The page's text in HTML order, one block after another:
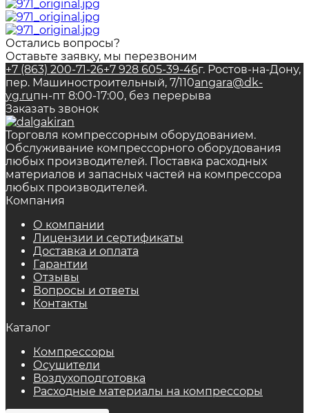
Остались вопросы?
Оставьте заявку, мы перезвоним
+7 (863) 200-71-26+7 928 605-39-46г. Ростов-на-Дону,
пер. Машиностроительный, 7/110angara@dk-
yg.ruпн-пт 8:00-17:00, без перерыва
Заказать звонок
Торговля компрессорным оборудованием.
Обслуживание компрессорного оборудования
любых производителей. Поставка расходных
материалов и запасных частей на компрессора
любых производителей.
Компания
О компании
Лицензии и сертификаты
Доставка и оплата
Гарантии
Отзывы
Вопросы и ответы
Контакты
Каталог
Компрессоры
Осушители
Воздухоподготовка
Расходные материалы на компрессоры